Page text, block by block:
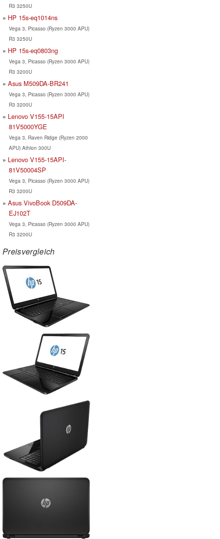
R3 3250U
HP 15s-eq1014ns
Vega 3, Picasso (Ryzen 3000 APU)
R3 3250U
HP 15s-eq0803ng
Vega 3, Picasso (Ryzen 3000 APU)
R3 3200U
Asus M509DA-BR241
Vega 3, Picasso (Ryzen 3000 APU)
R3 3200U
Lenovo V155-15API
81V5000YGE
Vega 3, Raven Ridge (Ryzen 2000
APU) Athlon 300U
Lenovo V155-15API-
81V50004SP
Vega 3, Picasso (Ryzen 3000 APU)
R3 3200U
Asus VivoBook D509DA-
EJ102T
Vega 3, Picasso (Ryzen 3000 APU)
R3 3200U
Preisvergleich